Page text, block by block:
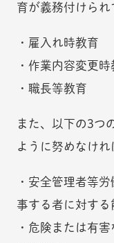
育が義務付けられ
・雇入れ時教育
・作業内容変更時
・職長等教育
また、以下の3つ
ように努めなけれ
・安全管理者等
事する者に対する
・危険または有